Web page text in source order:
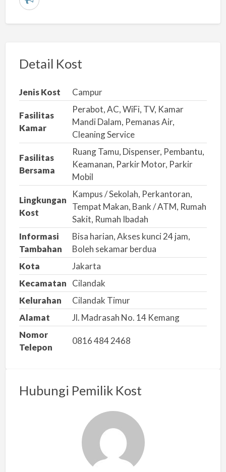
L
r
n
m
a
s
a
l
a
h
Detail Kost
Jenis Kost Campur
Fasilitas
Kamar
Perabot, AC, WiFi, TV, Kamar
Mandi Dalam, Pemanas Air,
Cleaning Service
Fasilitas
Bersama
Ruang Tamu, Dispenser, Pembantu,
Keamanan, Parkir Motor, Parkir
Mobil
Lingkungan
Kost
Kampus / Sekolah, Perkantoran,
Tempat Makan, Bank / ATM, Rumah
Sakit, Rumah Ibadah
Informasi
Tambahan
Bisa harian, Akses kunci 24 jam,
Boleh sekamar berdua
Kota
Jakarta
Kecamatan
Cilandak
Kelurahan
Cilandak Timur
Alamat
Jl. Madrasah No. 14 Kemang
Nomor
Telepon
0816 484 2468
Hubungi Pemilik Kost